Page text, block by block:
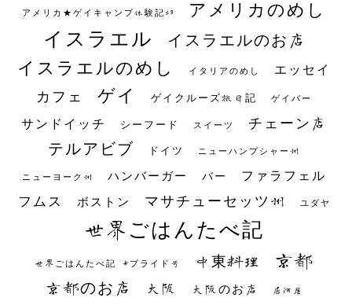
アメリカ★ゲイキャンプ体験記S3 アメリカのめし
イスラエル イスラエルのお店
イスラエルのめし イタリアのめし エッセイ
カフェ ゲイ ゲイクルーズ旅日記 ゲイバー
サンドイッチ シーフード スイーツ チェーン店
テルアビブ ドイツ ニューハンプシャー州
ニューヨーク州 ハンバーガー バー ファラフェル
フムス ボストン マサチューセッツ州 ユダヤ
世界ごはんたべ記
世界ごはんたべ記 #プライド号 中東料理 京都
京都のお店 大阪 大阪のお店 居酒屋